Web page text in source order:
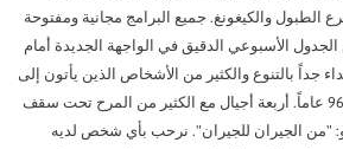
والكيغونغ. جميع البرامج مجانية ومفتوحة
الدقيق في الواجهة الجديدة أمام
والكثير من الأشخاص الذين يأتون إلى
- من عمر 0 إلى 96 عاماً. أربعة أجيال مع الكثير من المرح تحت سقف
الجيران للجيران". نرحب بأي شخص لديه